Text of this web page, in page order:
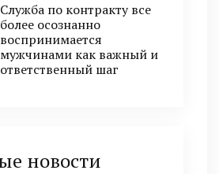
Служба по контракту все
более осознанно
воспринимается
мужчинами как важный и
ответственный шаг
новости